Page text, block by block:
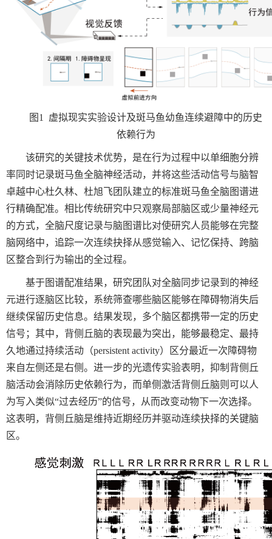
图 1 虚拟现实实验设计及斑马鱼幼鱼连续避障中的历史
依赖行为
该研究的关键技术优势，是在行为过程中以单细胞分辨
率同时记录斑马鱼全脑神经活动，并将这些活动信号与脑智
卓越中心杜久林、杜旭飞团队建立的标准斑马鱼全脑图谱进
行精确配准。相比传统研究中只观察局部脑区或少量神经元
的方式，全脑尺度记录与脑图谱比对使研究人员能够在完整
脑网络中，追踪一次连续抉择从感觉输入、记忆保持、跨脑
区整合到行为输出的全过程。
基于图谱配准结果，研究团队对全脑同步记录到的神经
元进行逐脑区比较，系统筛查哪些脑区能够在障碍物消失后
继续保留历史信息。结果发现，多个脑区都携带一定的历史
信号；其中，背侧丘脑的表现最为突出，能够最稳定、最持
久地通过持续活动（persistent activity）区分最近一次障碍物
来自左侧还是右侧。进一步的光遗传实验表明，抑制背侧丘
脑活动会消除历史依赖行为，而单侧激活背侧丘脑则可以人
为写入类似“过去经历”的信号，从而改变动物下一次选择。
这表明，背侧丘脑是维持近期经历并驱动连续抉择的关键脑
区。